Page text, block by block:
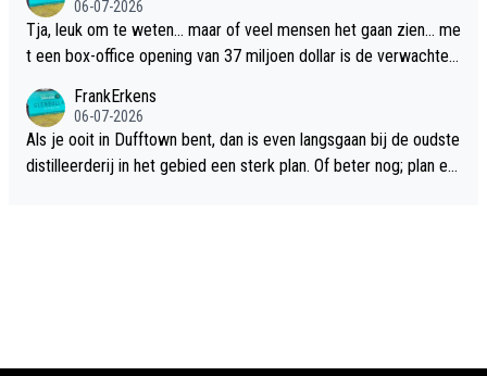
06-07-2026
Tja, leuk om te weten... maar of veel mensen het gaan zien... me
t een box-office opening van 37 miljoen dollar is de verwachte
FrankErkens
06-07-2026
Als je ooit in Dufftown bent, dan is even langsgaan bij de oudste
distilleerderij in het gebied een sterk plan. Of beter nog; plan ee